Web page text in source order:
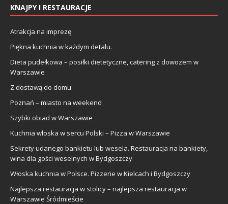
KNAJPY I RESTAURACJE
Atrakcja na imprezę
Piękna kuchnia w każdym detalu.
Dieta pudełkowa – posiłki dietetyczne, catering z dowozem w
Warszawie
Z dostawą do domu
Poznań – miasto na weekend
Szybki obiad w Warszawie
Kuchnia włoska w sercu Polski – Pizza w Warszawie
Sekrety udanego bankietu lub wesela. Restauracja na bankiety,
wina dla gości weselnych w Bydgoszczy
Włoska kuchnia w Polsce. Pizzerie w Kielcach i Bydgoszczy
Najlepsza restauracja w stolicy – najlepsza restauracja w
Warszawie Śródmieście